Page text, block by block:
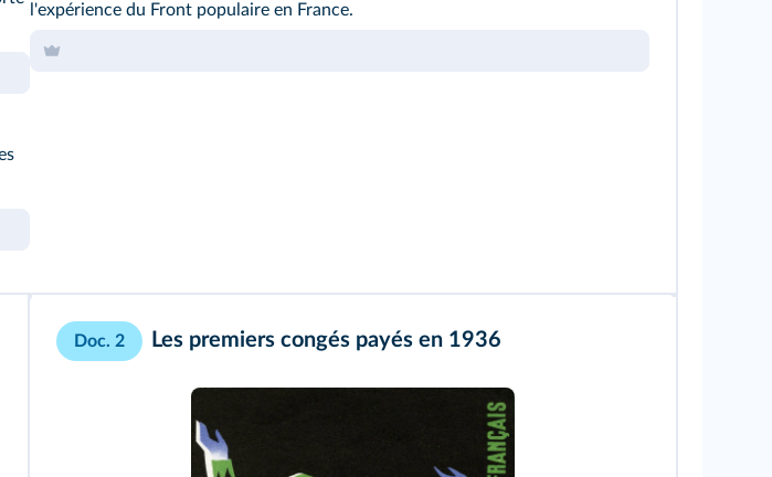
l'expérience du Front populaire en France.
Doc. 2 Les premiers congés payés en 1936